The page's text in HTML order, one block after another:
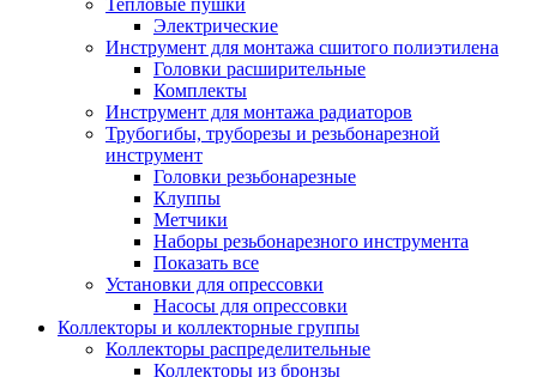
Тепловые пушки
Электрические
Инструмент для монтажа сшитого полиэтилена
Головки расширительные
Комплекты
Инструмент для монтажа радиаторов
Трубогибы, труборезы и резьбонарезной
инструмент
Головки резьбонарезные
Клуппы
Метчики
Наборы резьбонарезного инструмента
Показать все
Установки для опрессовки
Насосы для опрессовки
Коллекторы и коллекторные группы
Коллекторы распределительные
Коллекторы из бронзы